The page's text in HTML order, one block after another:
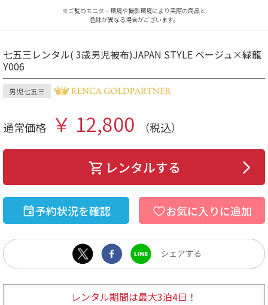
※ご覧のモニター環境や撮影環境により実際の商品と
色味が異なる場合がございます。
七五三レンタル( 3歳男児被布)JAPAN STYLE ベージュ×緑龍
Y006
男児七五三
通常価格 ￥ 12,800 （税込）
レンタルする
予約状況を確認 お気に入りに追加
レンタル期間は最大3泊4日！